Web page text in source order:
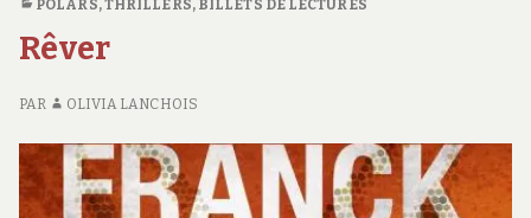
POLARS, THRILLERS, BILLETS DE LECTURES
Rêver
PAR OLIVIA LANCHOIS